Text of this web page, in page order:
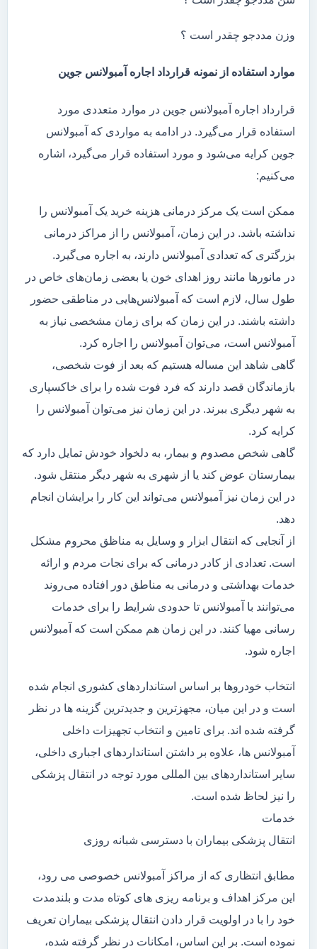
وزن مددجو چقدر است ؟
موارد استفاده از نمونه قرارداد اجاره آمبولانس جوین
قرارداد اجاره آمبولانس جوین در موارد متعددی مورد
استفاده قرار می‌گیرد. در ادامه به مواردی که آمبولانس
جوین کرایه می‌شود و مورد استفاده قرار می‌گیرد، اشاره
می‌کنیم:
ممکن است یک مرکز درمانی هزینه خرید یک آمبولانس را
نداشته باشد. در این زمان، آمبولانس را از مراکز درمانی
بزرگتری که تعدادی آمبولانس دارند، به اجاره می‌گیرد.
در مانور‌ها مانند روز اهدای خون یا بعضی زمان‌های خاص در
طول سال، لازم است که آمبولانس‌هایی در مناطقی حضور
داشته باشند. در این زمان که برای زمان مشخصی نیاز به
آمبولانس است، می‌توان آمبولانس را اجاره کرد.
گاهی شاهد این مساله هستیم که بعد از فوت شخصی،
بازماندگان قصد دارند که فرد فوت شده را برای خاکسپاری
به شهر دیگری ببرند. در این زمان نیز می‌توان آمبولانس را
کرایه کرد.
گاهی شخص مصدوم و بیمار، به دلخواد خودش تمایل دارد که
بیمارستان عوض کند یا از شهری به شهر دیگر منتقل شود.
در این زمان نیز آمبولانس می‌تواند این کار را برایشان انجام
دهد.
از آنجایی که انتقال ابزار و وسایل به مناظق محروم مشکل
است. تعدادی از کادر درمانی که برای نجات مردم و ارائه
خدمات بهداشتی و درمانی به مناطق دور افتاده می‌روند
می‌توانند با آمبولانس تا حدودی شرایط را برای خدمات
رسانی مهیا کنند. در این زمان هم ممکن است که آمبولانس
اجاره شود.
انتخاب خودروها بر اساس استانداردهای کشوری انجام شده
است و در این میان، مجهزترین و جدیدترین گزینه ها در نظر
گرفته شده اند. برای تامین و انتخاب تجهیزات داخلی
آمبولانس ها، علاوه بر داشتن استانداردهای اجباری داخلی،
سایر استانداردهای بین المللی مورد توجه در انتقال پزشکی
را نیز لحاظ شده است.
خدمات
انتقال پزشکی بیماران با دسترسی شبانه روزی
مطابق انتظاری که از مراکز آمبولانس خصوصی می رود،
این مرکز اهداف و برنامه ریزی های کوتاه مدت و بلندمدت
خود را با در اولویت قرار دادن انتقال پزشکی بیماران تعریف
نموده است. بر این اساس، امکانات در نظر گرفته شده،